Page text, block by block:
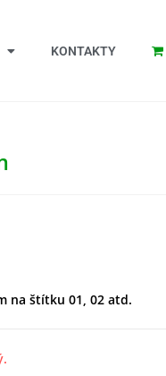
KONTAKTY
na štítku 01, 02 atd.